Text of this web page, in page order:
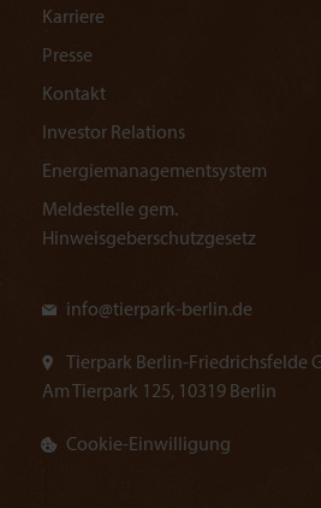
Karriere
Presse
Kontakt
Investor Relations
Energiemanagementsystem
Meldestelle gem.
Hinweisgeberschutzgesetz
info@tierpark-berlin.de
Tierpark Berlin-Friedrichsfelde
Am Tierpark 125, 10319 Berlin
Cookie-Einwilligung